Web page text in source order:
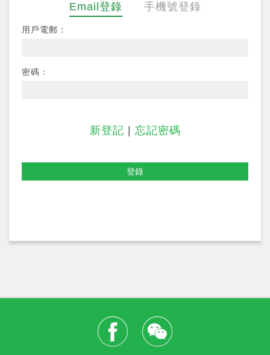
Email登錄 手機號登錄
用戶電郵：
密碼：
新登記 忘記密碼